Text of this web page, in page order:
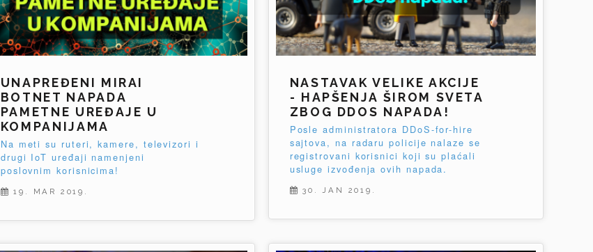
UNAPREĐENI MIRAI
BOTNET NAPADA
PAMETNE UREĐAJE U
KOMPANIJAMA
Na meti su ruteri, kamere, televizori i
drugi IoT uređaji namenjeni
poslovnim korisnicima!
19. MAR 2019.
NASTAVAK VELIKE AKCIJE
- HAPŠENJA ŠIROM SVETA
ZBOG DDOS NAPADA!
Posle administratora DDoS-for-hire
sajtova, na radaru policije nalaze se
registrovani korisnici koji su plaćali
usluge izvođenja ovih napada.
30. JAN 2019.